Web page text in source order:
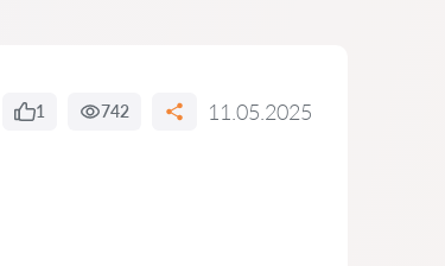
1 742 11.05.2025